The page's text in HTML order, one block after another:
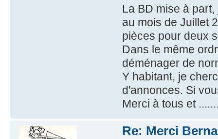
La BD mise à
au mois de Juillet
pièces pour deux
Dans le même
déménager de
Y habitant, je
d'annonces. Si
Merci à tous et
Re: Merci